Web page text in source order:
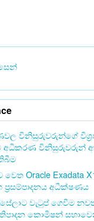
විනිසුරුවරුන්ගේ
අධිකරණ විනිසුරුවරුන්
වෙත Oracle Exadata
ප්‍රසම්පාදනය අධීක්ෂණය
වැටුප් ගෙවීම
කොමිෂන්